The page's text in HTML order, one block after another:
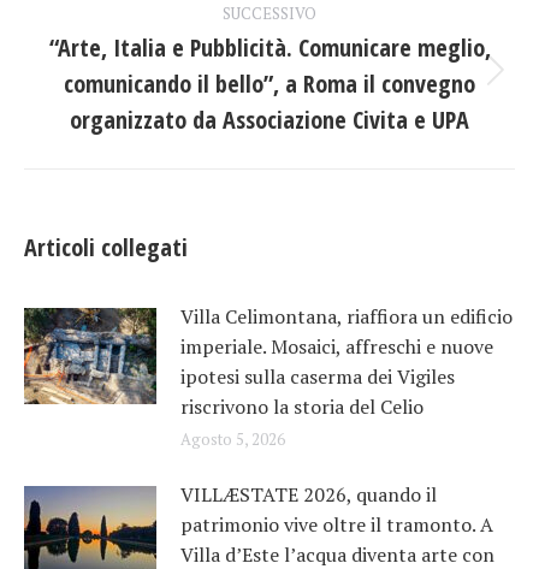
SUCCESSIVO
Prossimo
post:
“Arte, Italia e Pubblicità. Comunicare meglio,
comunicando il bello”, a Roma il convegno
organizzato da Associazione Civita e UPA
Articoli collegati
Villa Celimontana, riaffiora un edificio
imperiale. Mosaici, affreschi e nuove
ipotesi sulla caserma dei Vigiles
riscrivono la storia del Celio
Agosto 5, 2026
VILLÆSTATE 2026, quando il
patrimonio vive oltre il tramonto. A
Villa d’Este l’acqua diventa arte con